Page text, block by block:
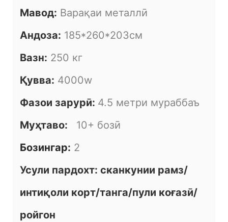
Мавод: Варақаи металлӣ
Андоза: 185*260*203см
Вазн: 250 кг
Қувва: 4000w
Фазои зарурӣ: 4.5 метри мураббаъ
Муҳтаво:
10+ бозӣ
Бозингар: 2
Усули пардохт: сканкунии рамз/
интиқоли корт/танга/пули коғазӣ/
ройгон